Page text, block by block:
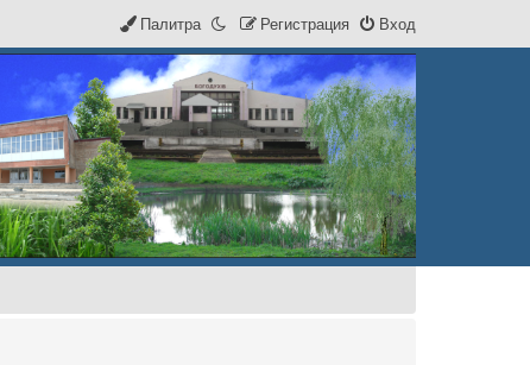
Вход
Регистрация
Палитра